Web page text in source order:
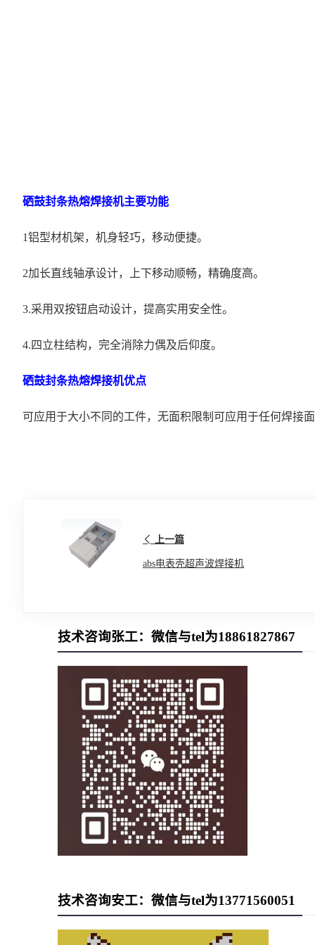
硒鼓封条热熔焊接机主要功能
1铝型材机架，机身轻巧，移动便捷。
2加长直线轴承设计，上下移动顺畅，精确度高。
3.采用双按钮启动设计，提高实用安全性。
4.四立柱结构，完全消除力偶及后仰度。
硒鼓封条热熔焊接机优点
可应用于大小不同的工件，无面积限制可应用于任何焊接
上一篇
abs电表壳超声波焊接机
技术咨询张工：微信与tel为18861827867
技术咨询安工：微信与tel为13771560051